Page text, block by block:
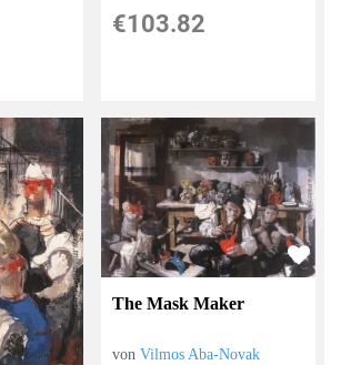
€103.82
The Mask Maker
vonVilmos Aba-Novak